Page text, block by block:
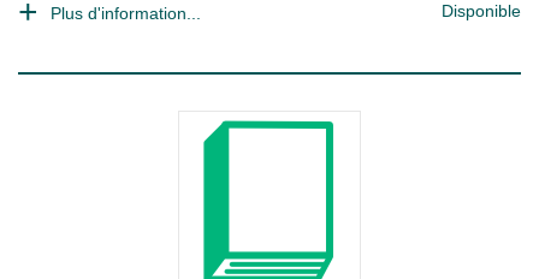
Plus d'information... Disponible